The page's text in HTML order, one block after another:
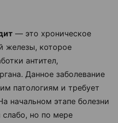
— это хроническое
железы, которое
антител,
Данное заболевание
патологиям и требует
начальном этапе болезни
но по мере